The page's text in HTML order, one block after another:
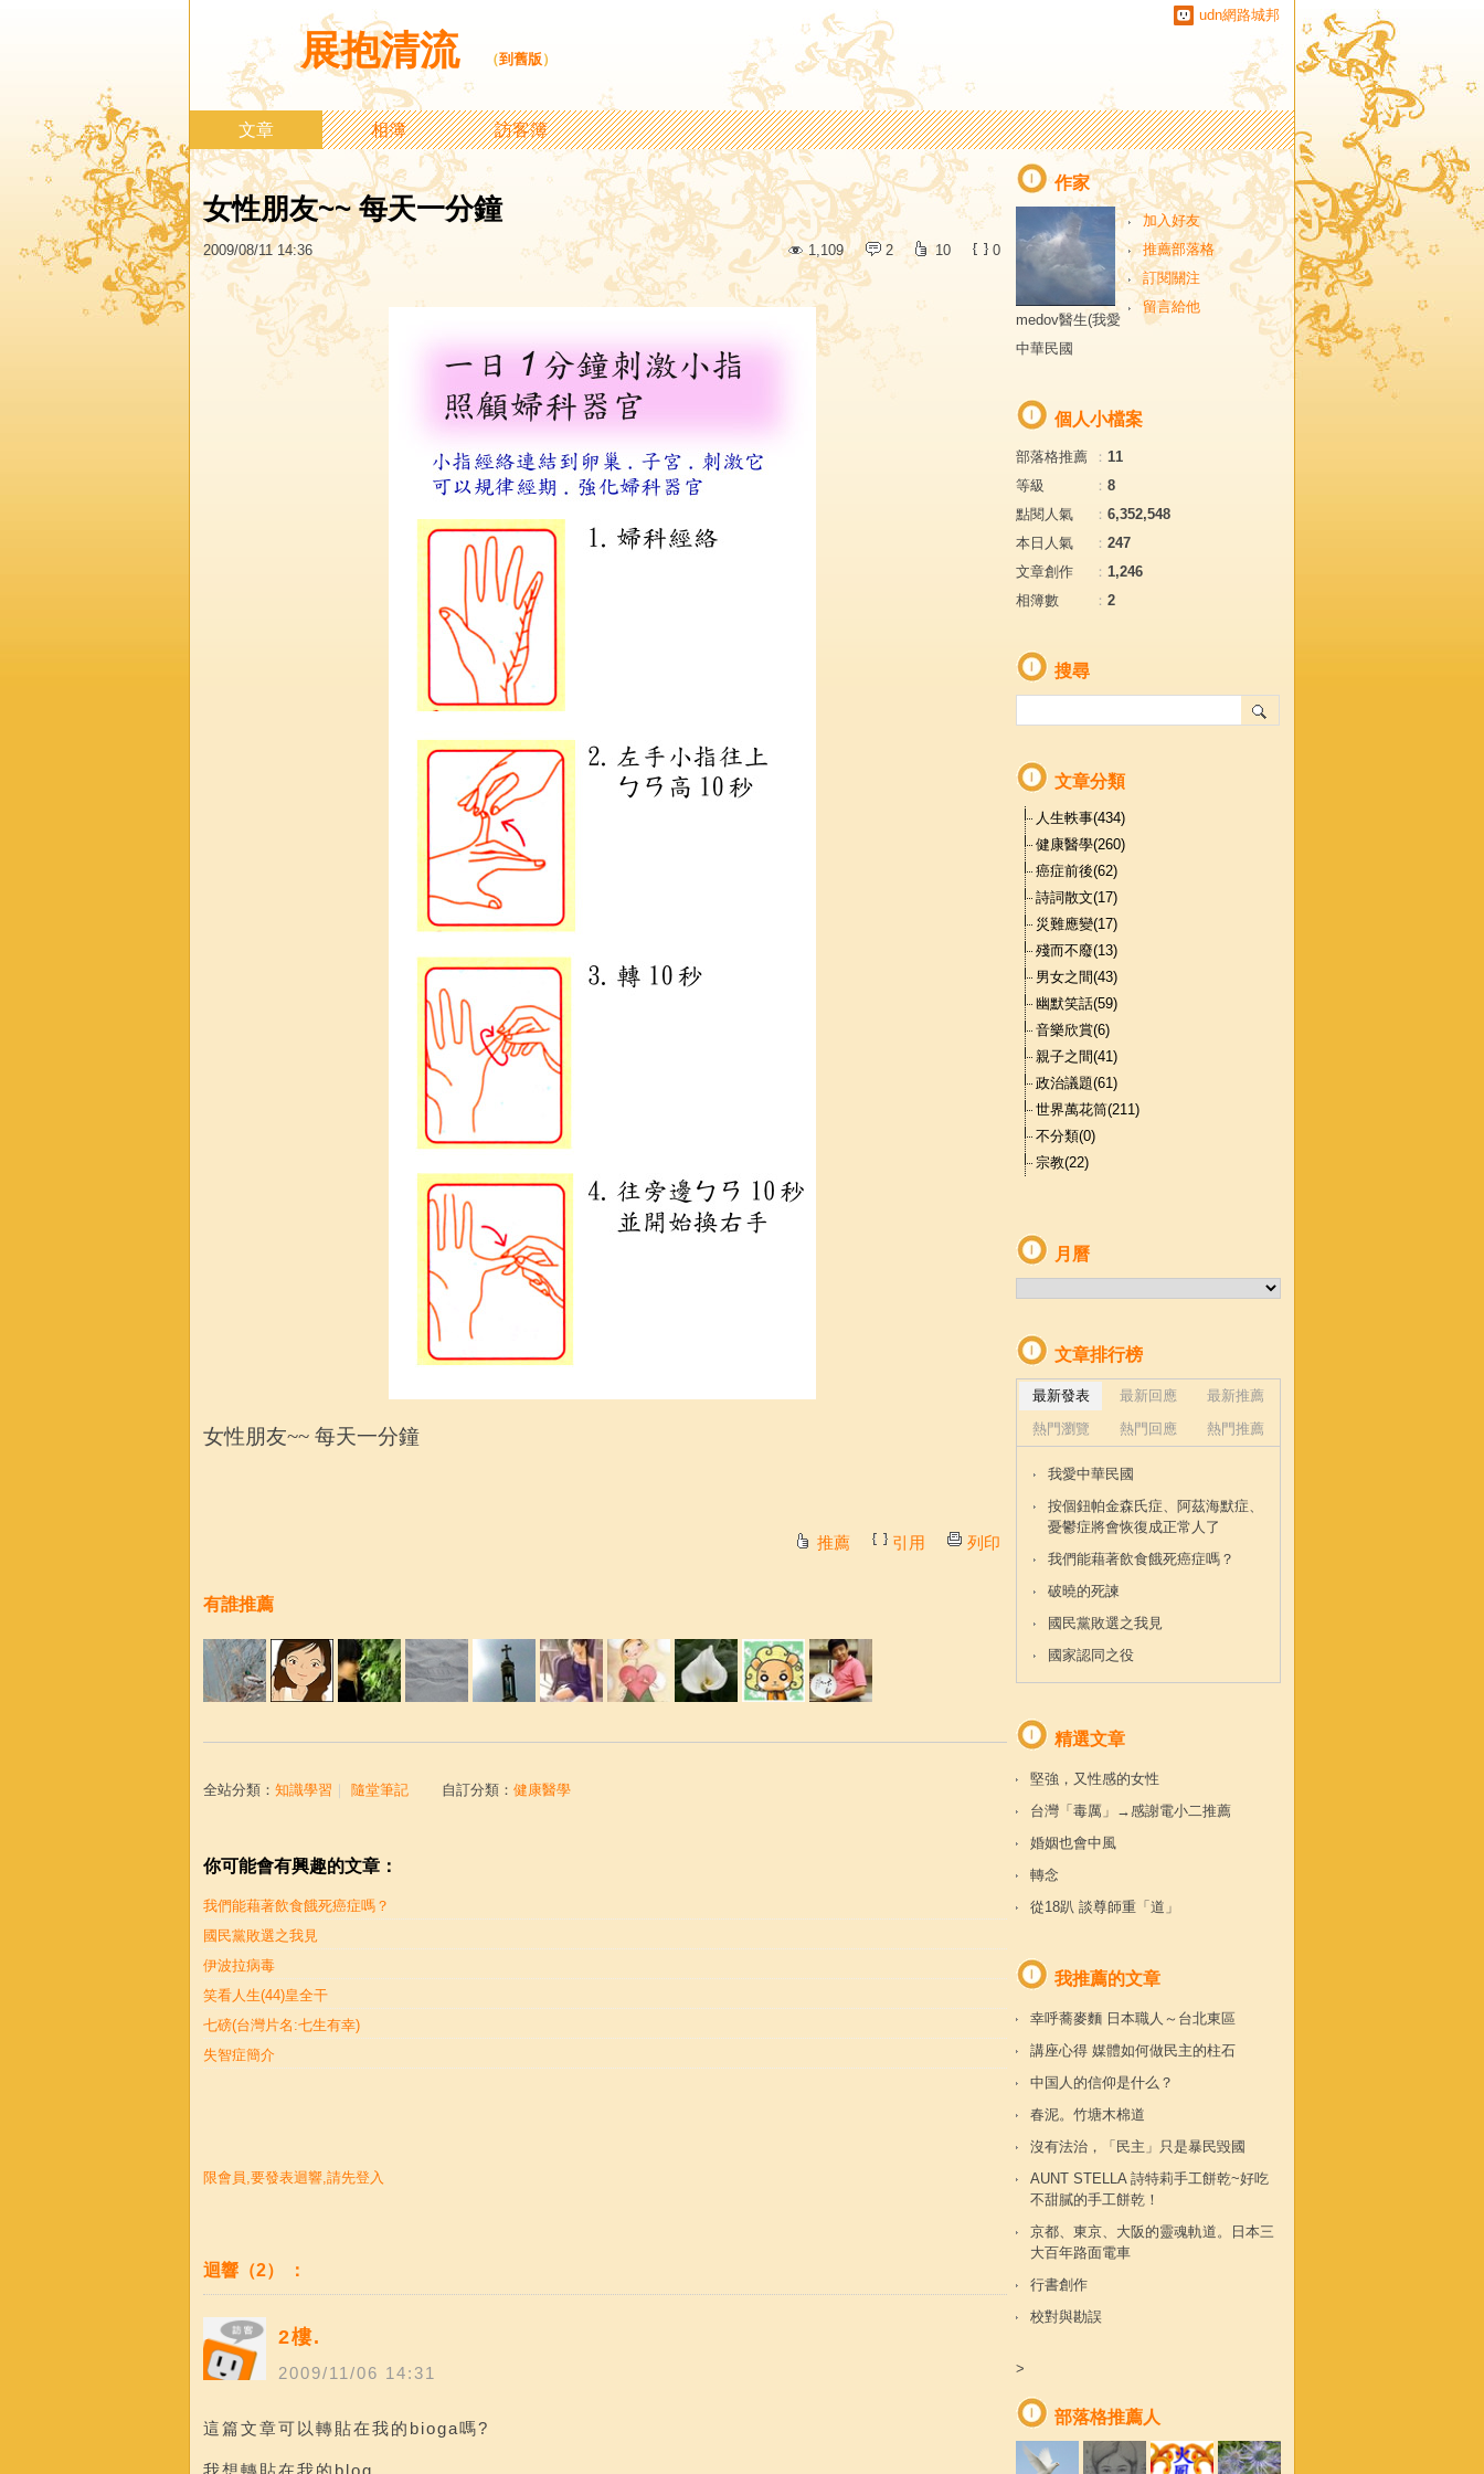
udn網路城邦
展抱清流 （到舊版）
文章 相簿 訪客簿
女性朋友~~ 每天一分鐘
2009/08/11 14:36 1,109 2 10 0
女性朋友~~ 每天一分鐘
推薦 引用 列印
有誰推薦
全站分類： 知識學習 隨堂筆記 自訂分類： 健康醫學
你可能會有興趣的文章：
我們能藉著飲食餓死癌症嗎？
國民黨敗選之我見
伊波拉病毒
笑看人生(44)皇全干
七磅(台灣片名:七生有幸)
失智症簡介
限會員,要發表迴響,請先登入
迴響（2） ：
2樓.
2009/11 /06 14:31
這篇文章可以轉貼在我的bioga嗎?
我想轉貼在我的blog
作家
加入好友
推薦部落格
訂閱關注
留言給他
medov醫生(我愛
中華民國
個人小檔案
部落格推薦 ： 11
等級
： 8
點閱人氣
： 6,352,548
本日人氣
： 247
文章創作
： 1,246
相簿數
： 2
搜尋
文章分類
人生軼事(434)
健康醫學(260)
癌症前後(62)
詩詞散文(17)
災難應變(17)
殘而不廢(13)
男女之間(43)
幽默笑話(59)
音樂欣賞(6)
親子之間(41)
政治議題(61)
世界萬花筒(211)
不分類(0)
宗教(22)
月曆
文章排行榜
最新發表 最新回應
最新推薦
熱門瀏覽
熱門回應 熱門推薦
我愛中華民國
按個鈕帕金森氏症、阿茲海默症、
憂鬱症將會恢復成正常人了
我們能藉著飲食餓死癌症嗎？
破曉的死諫
國民黨敗選之我見
國家認同之役
精選文章
堅強，又性感的女性
台灣「毒厲」→感謝電小二推薦
婚姻也會中風
轉念
從18趴 談尊師重「道」
我推薦的文章
幸呼蕎麥麵 日本職人～台北東區
講座心得 媒體如何做民主的柱石
中国人的信仰是什么？
春泥。竹塘木棉道
沒有法治，「民主」只是暴民毀國
AUNT STELLA 詩特莉手工餅乾~好吃
不甜膩的手工餅乾！
京都、東京、大阪的靈魂軌道。日本三
大百年路面電車
行書創作
校對與勘誤
>
部落格推薦人